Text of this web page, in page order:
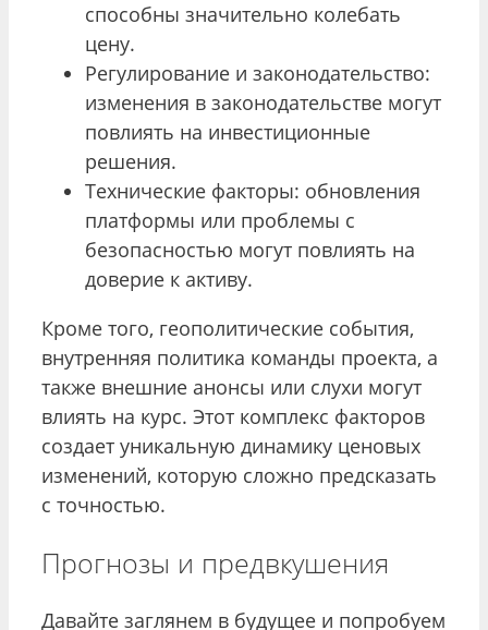
способны значительно колебать
цену.
Регулирование и законодательство:
изменения в законодательстве могут
повлиять на инвестиционные
решения.
Технические факторы: обновления
платформы или проблемы с
безопасностью могут повлиять на
доверие к активу.
Кроме того, геополитические события,
внутренняя политика команды проекта, а
также внешние анонсы или слухи могут
влиять на курс. Этот комплекс факторов
создает уникальную динамику ценовых
изменений, которую сложно предсказать
с точностью.
Прогнозы и предвкушения
Давайте заглянем в будущее и попробуем